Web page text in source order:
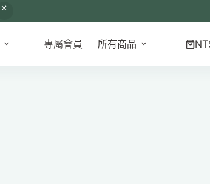
專屬會員 所有商品
購